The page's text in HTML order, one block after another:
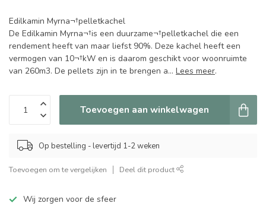
Edilkamin Myrna¬†pelletkachel
De Edilkamin Myrna¬†is een duurzame¬†pelletkachel die een
rendement heeft van maar liefst 90%. Deze kachel heeft een
vermogen van 10¬†kW en is daarom geschikt voor woonruimte
van 260m3. De pellets zijn in te brengen a... Lees meer.
Toevoegen aan winkelwagen
Op bestelling - levertijd 1-2 weken
Toevoegen om te vergelijken Deel dit product
Wij zorgen voor de sfeer